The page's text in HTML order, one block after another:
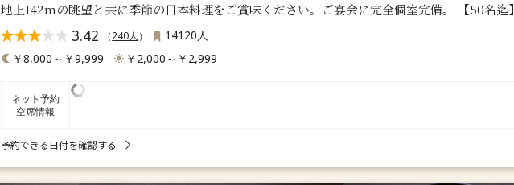
地上142mの眺望と共に季節の日本料理をご賞味ください。ご宴会に完全個室完備。 【50名迄】
3.42 （240人 ）
14120人
￥8,000～￥9,999
￥2,000～￥2,999
ネット予約
空席情報
予約できる日付を確認する